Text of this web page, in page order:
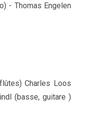
- Thomas Engelen
Charles Loos
(basse, guitare )